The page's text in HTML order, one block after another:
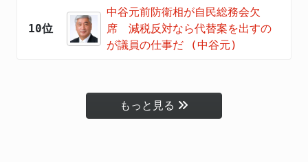
10位
中谷元前防衛相が自民総務会欠
席 減税反対なら代替案を出すの
が議員の仕事だ (中谷元)
もっと見る